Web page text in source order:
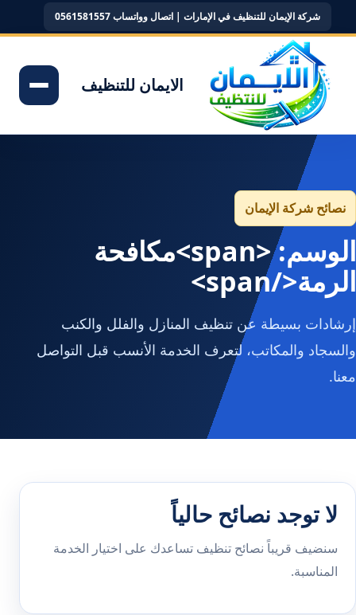
شركة الإيمان للتنظيف في الإمارات | اتصال وواتساب 0561581557
الايمان للتنظيف
نصائح شركة الإيمان
الوسم: <span>مكافحة
الرمة</span>
إرشادات بسيطة عن تنظيف المنازل والفلل والكنب
والسجاد والمكاتب، لتعرف الخدمة الأنسب قبل التواصل
معنا.
لا توجد نصائح حالياً
سنضيف قريباً نصائح تنظيف تساعدك على اختيار الخدمة
المناسبة.